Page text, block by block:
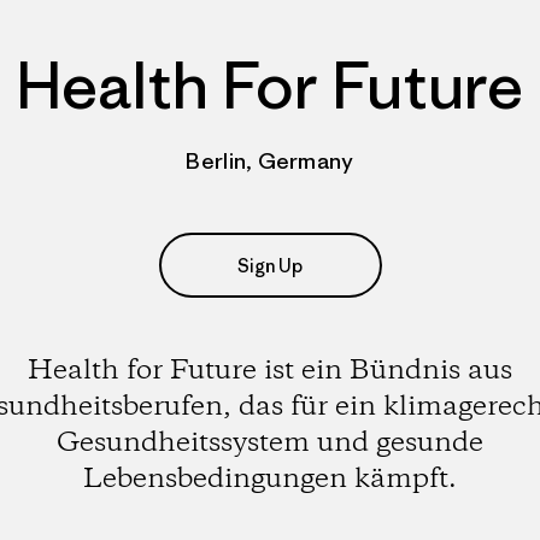
Health For Future
Berlin, Germany
Sign Up
Health for Future ist ein Bündnis aus
das für ein
Gesundheitssystem und gesunde
Lebensbedingungen kämpft.